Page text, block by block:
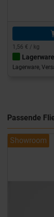
1,56 € / kg
Lagerware
Lagerware,
Passende
Showroom